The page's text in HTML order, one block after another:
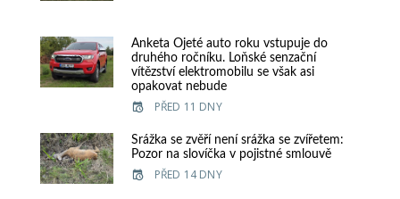
Anketa Ojeté auto roku vstupuje do
druhého ročníku. Loňské senzační
vítězství elektromobilu se však asi
opakovat nebude
PŘED 11 DNY
Srážka se zvěří není srážka se zvířetem:
Pozor na slovíčka v pojistné smlouvě
PŘED 14 DNY